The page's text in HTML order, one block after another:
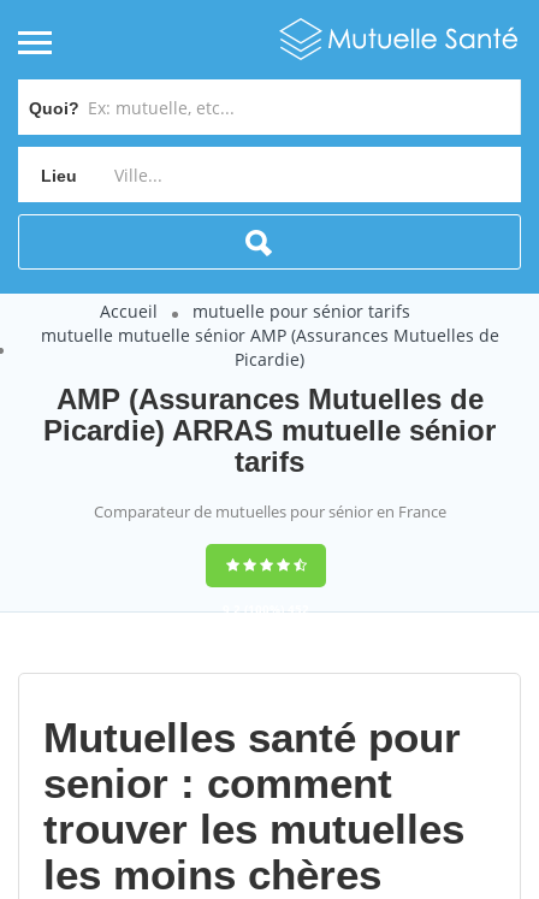
Quoi?
Lieu
Accueil
mutuelle pour sénior tarifs
mutuelle mutuelle sénior AMP (Assurances Mutuelles de
Picardie)
AMP (Assurances Mutuelles de
Picardie) ARRAS mutuelle sénior
tarifs
Comparateur de mutuelles pour sénior en France
9,2(100%)452
Mutuelles santé pour
senior : comment
trouver les mutuelles
les moins chères